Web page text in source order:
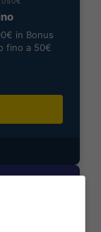
in Bonus
fino a 50€